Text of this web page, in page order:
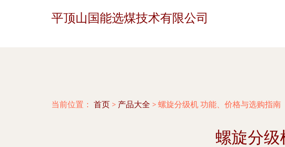
平顶山国能选煤技术有限公司
当前位置： 首页 > 产品大全 > 螺旋分级机 功能、价格与选购指南
螺旋分级